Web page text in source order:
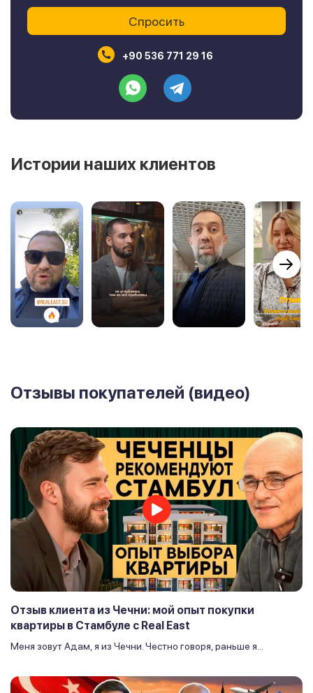
+90 536 771 29 16
Истории наших клиентов
Отзывы покупателей (видео)
Отзыв клиента из Чечни: мой опыт покупки
квартиры в Стамбуле с Real East
Меня зовут Адам, я из Чечни. Честно говоря, раньше я...